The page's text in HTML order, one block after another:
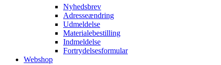
Nyhedsbrev
Adresseændring
Udmeldelse
Materialebestilling
Indmeldelse
Fortrydelsesformular
Webshop